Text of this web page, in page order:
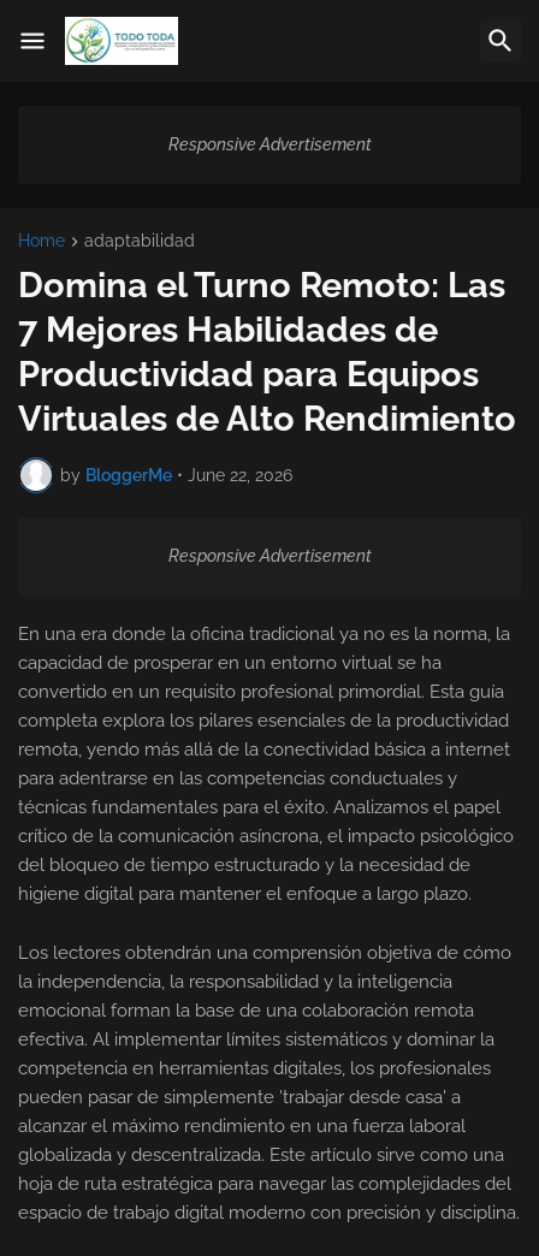
Responsive Advertisement
Home adaptabilidad
Domina el Turno Remoto: Las
7 Mejores Habilidades de
Productividad para Equipos
Virtuales de Alto Rendimiento
by BloggerMe • June 22, 2026
Responsive Advertisement
En una era donde la oficina tradicional ya no es la norma, la
capacidad de prosperar en un entorno virtual se ha
convertido en un requisito profesional primordial. Esta guía
completa explora los pilares esenciales de la productividad
remota, yendo más allá de la conectividad básica a internet
para adentrarse en las competencias conductuales y
técnicas fundamentales para el éxito. Analizamos el papel
crítico de la comunicación asíncrona, el impacto psicológico
del bloqueo de tiempo estructurado y la necesidad de
higiene digital para mantener el enfoque a largo plazo.
Los lectores obtendrán una comprensión objetiva de cómo
la independencia, la responsabilidad y la inteligencia
emocional forman la base de una colaboración remota
efectiva. Al implementar límites sistemáticos y dominar la
competencia en herramientas digitales, los profesionales
pueden pasar de simplemente 'trabajar desde casa' a
alcanzar el máximo rendimiento en una fuerza laboral
globalizada y descentralizada. Este artículo sirve como una
hoja de ruta estratégica para navegar las complejidades del
espacio de trabajo digital moderno con precisión y disciplina.